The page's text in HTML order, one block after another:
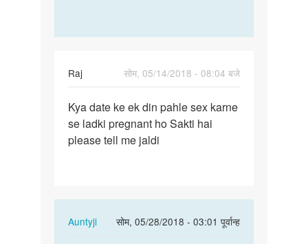
Raj
सोम, 05/14/2018 - 08:04 बजे
Kya
date
ke
Kya date ke ek din pahle sex karne
se ladki pregnant ho Sakti hai
please tell me jaldi
Auntyji
सोम, 05/28/2018 - 03:01 पूर्वान्ह
In